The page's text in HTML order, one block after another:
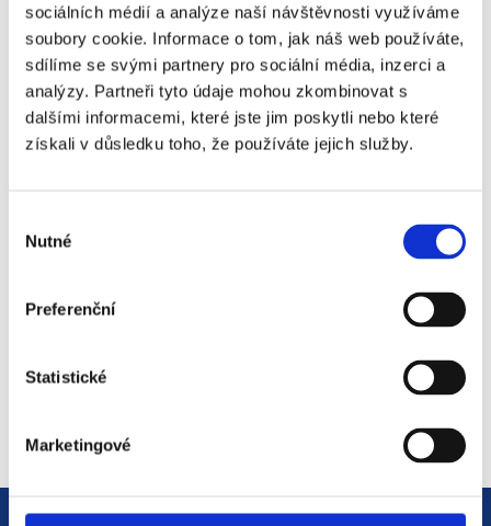
sociálních médií a analýze naší návštěvnosti využíváme
soubory cookie. Informace o tom, jak náš web používáte,
sdílíme se svými partnery pro sociální média, inzerci a
analýzy. Partneři tyto údaje mohou zkombinovat s
dalšími informacemi, které jste jim poskytli nebo které
získali v důsledku toho, že používáte jejich služby.
souhlasu
Nutné
Preferenční
Statistické
Marketingové
(Ne)komunikace se
zaměstnavatelem
18. 9. 2025